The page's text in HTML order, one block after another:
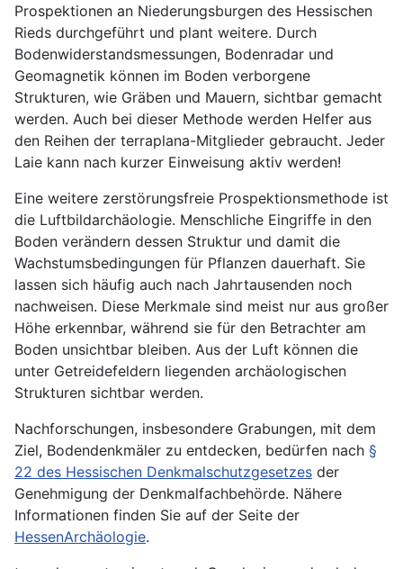
Prospektionen an Niederungsburgen des Hessischen
Rieds durchgeführt und plant weitere. Durch
Bodenwiderstandsmessungen, Bodenradar und
Geomagnetik können im Boden verborgene
Strukturen, wie Gräben und Mauern, sichtbar gemacht
werden. Auch bei dieser Methode werden Helfer aus
den Reihen der terraplana-Mitglieder gebraucht. Jeder
Laie kann nach kurzer Einweisung aktiv werden!
Eine weitere zerstörungsfreie Prospektionsmethode ist
die Luftbildarchäologie. Menschliche Eingriffe in den
Boden verändern dessen Struktur und damit die
Wachstumsbedingungen für Pflanzen dauerhaft. Sie
lassen sich häufig auch nach Jahrtausenden noch
nachweisen. Diese Merkmale sind meist nur aus großer
Höhe erkennbar, während sie für den Betrachter am
Boden unsichtbar bleiben. Aus der Luft können die
unter Getreidefeldern liegenden archäologischen
Strukturen sichtbar werden.
Nachforschungen, insbesondere Grabungen, mit dem
Ziel, Bodendenkmäler zu entdecken, bedürfen nach §
22 des Hessischen Denkmalschutzgesetzes der
Genehmigung der Denkmalfachbehörde. Nähere
Informationen finden Sie auf der Seite der
HessenArchäologie.